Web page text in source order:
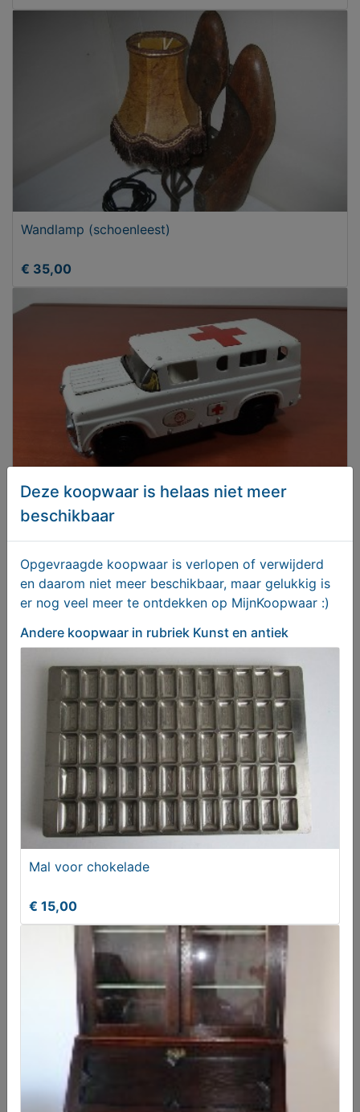
Wandlamp (schoenleest)
€ 35,00
Vintage ambulance jaren 50
€ 95,00
OUDHOLLANDSE DRIEHOEKSTOELEN
Vanaf € 165,00
ANTIEKE DAMESSECRETAIRE
€ 745,00
Deze koopwaar is helaas niet meer
beschikbaar
Opgevraagde koopwaar is verlopen of verwijderd
en daarom niet meer beschikbaar, maar gelukkig is
er nog veel meer te ontdekken op MijnKoopwaar :)
Andere koopwaar in rubriek Kunst en antiek
Mal voor chokelade
€ 15,00